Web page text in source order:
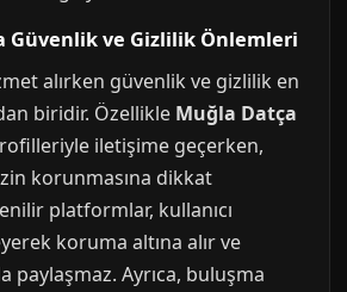
Güvenlik ve Gizlilik Önlemleri
alırken güvenlik ve gizlilik en
biridir. Özellikle Muğla Datça
iletişime geçerken,
korunmasına dikkat
platformlar, kullanıcı
koruma altına alır ve
paylaşmaz. Ayrıca, buluşma